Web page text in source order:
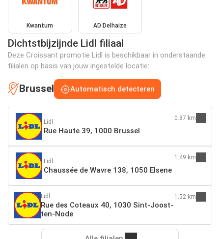
Kwantum AD Delhaize
Dichtstbijzijnde Lidl filiaal
Deze Croissant promotie Lidl is beschikbaar in onderstaande
filialen op basis van jouw ingestelde locatie:
Brussel Automatisch detecteren
Lidl
Rue Haute 39, 1000 Brussel
0.87 km
Lidl
Chaussée de Wavre 138, 1050 Elsene
1.49 km
Lidl
Rue des Coteaux 40, 1030 Sint-Joost-
ten-Node
1.52 km